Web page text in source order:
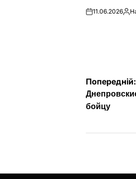
on11.06.2026
записів
Попередній:
бойцу